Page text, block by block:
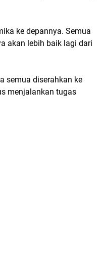
ke depannya. Semua
akan lebih baik lagi dari
semua diserahkan ke
menjalankan tugas